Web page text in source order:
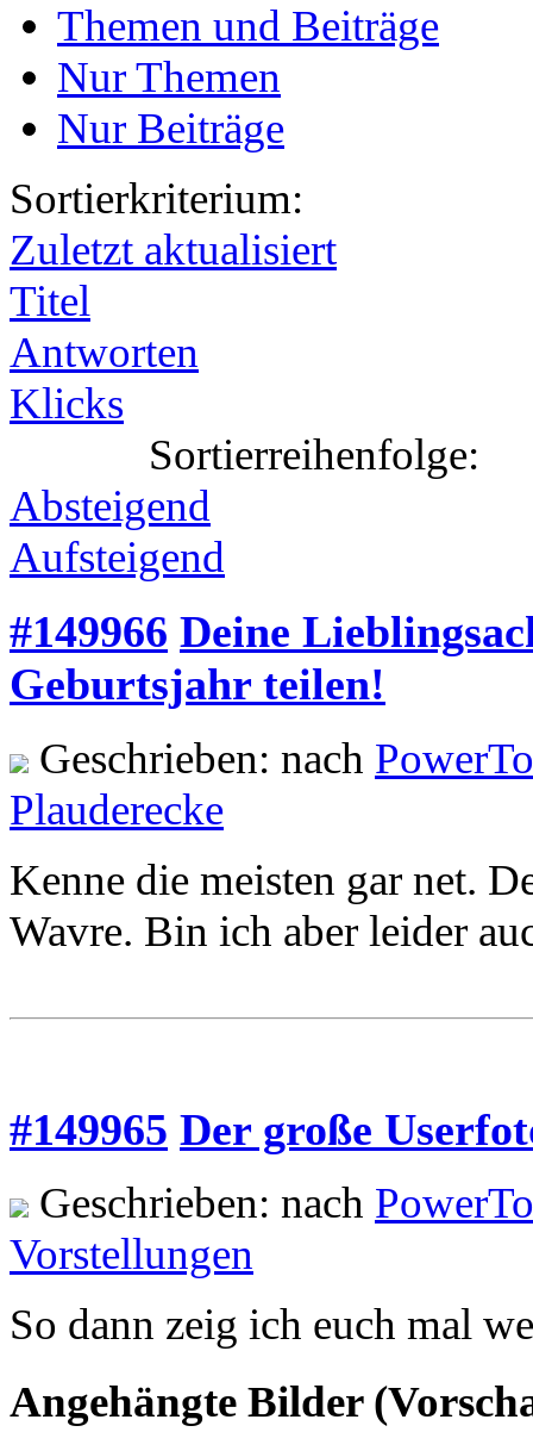
Themen und Beiträge
Nur Themen
Nur Beiträge
Sortierkriterium:
Zuletzt aktualisiert
Titel
Antworten
Klicks
Sortierreihenfolge:
Absteigend
Aufsteigend
#149966 Deine
Geburtsjahr teilen!
Geschrieben: nach
Plauderecke
Kenne die meisten gar net.
Wavre. Bin ich aber leider
#149965 Der große
Geschrieben: nach
Vorstellungen
So dann zeig ich euch mal
Angehängte Bilder